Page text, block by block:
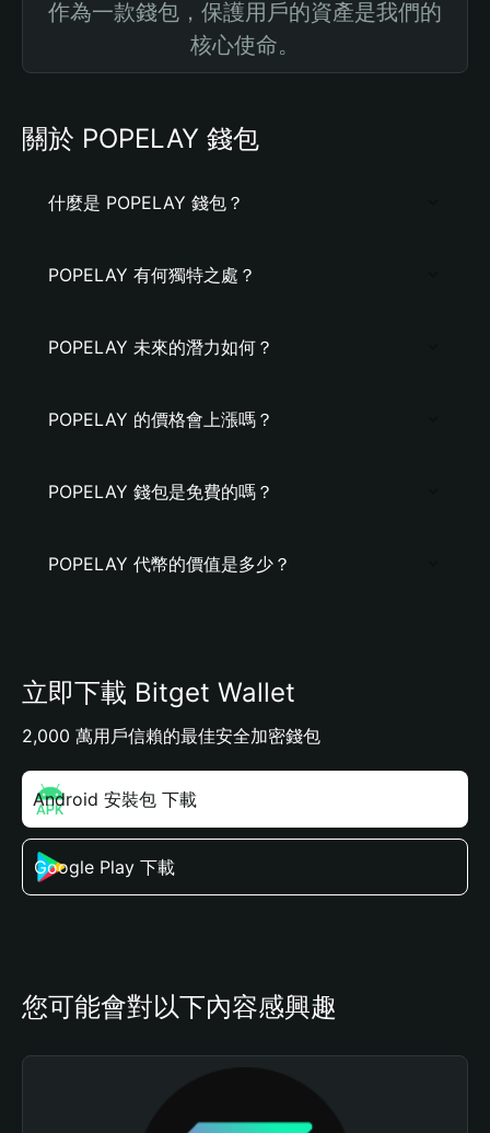
作為一款錢包，保護用戶的資產是我們的
核心使命。
關於 POPELAY 錢包
什麼是 POPELAY 錢包？
POPELAY 有何獨特之處？
POPELAY 未來的潛力如何？
POPELAY 的價格會上漲嗎？
POPELAY 錢包是免費的嗎？
POPELAY 代幣的價值是多少？
立即下載 Bitget Wallet
2,000 萬用戶信賴的最佳安全加密錢包
Android 安裝包 下載
Google Play 下載
您可能會對以下內容感興趣